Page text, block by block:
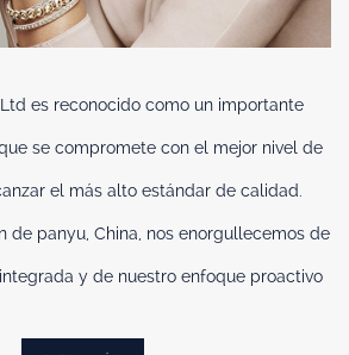
es reconocido como un importante
se compromete con el mejor nivel de
el más alto estándar de calidad.
de panyu, China, nos enorgullecemos de
y de nuestro enfoque proactivo